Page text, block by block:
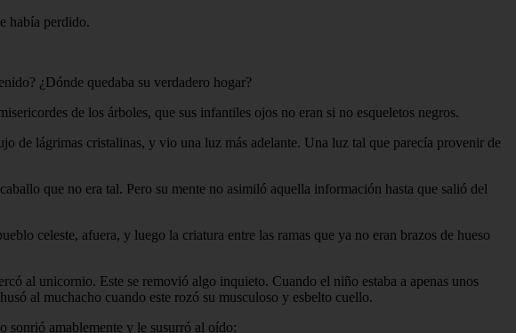
había perdido.
¿Dónde quedaba su verdadero hogar?
de los árboles, que sus infantiles ojos no eran si no esqueletos negros.
de lágrimas cristalinas, y vio una luz más adelante. Una luz tal que parecía provenir de
que no era tal. Pero su mente no asimiló aquella información hasta que salió del
celeste, afuera, y luego la criatura entre las ramas que ya no eran brazos de hueso
al unicornio. Este se removió algo inquieto. Cuando el niño estaba a apenas unos
al muchacho cuando este rozó su musculoso y esbelto cuello.
sonrió amablemente y le susurró al oído: